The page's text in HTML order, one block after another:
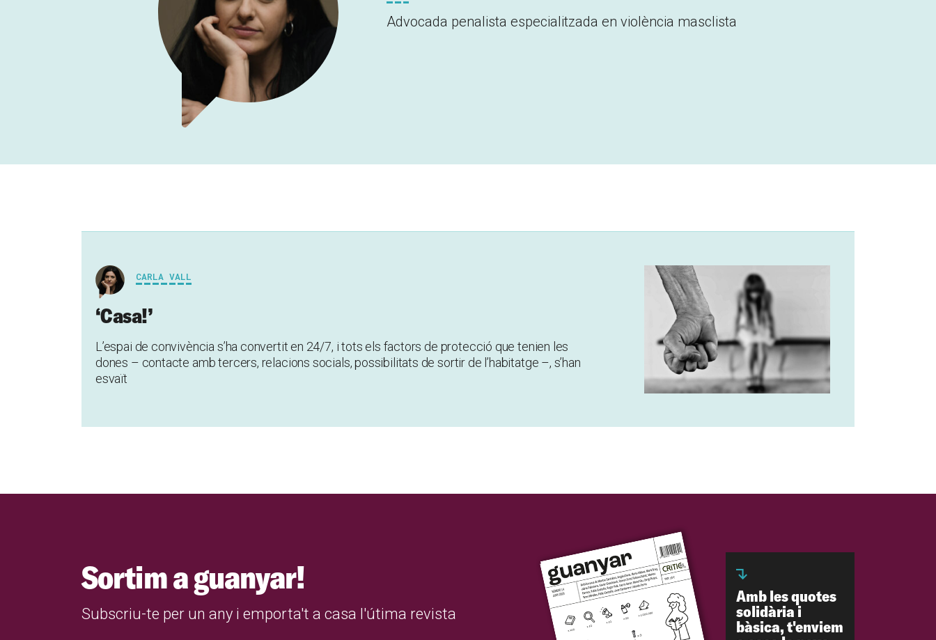
Advocada penalista especialitzada en violència masclista
CARLA VALL
‘Casa!’
L’espai de convivència s’ha convertit en 24/7, i tots els factors de protecció que tenien les
dones – contacte amb tercers, relacions socials, possibilitats de sortir de l’habitatge –, s’han
esvaït
Sortim a guanyar!
Subscriu-te per un any i emporta't a casa l'útima revista
Amb les quotes
solidària i
bàsica, t'enviem